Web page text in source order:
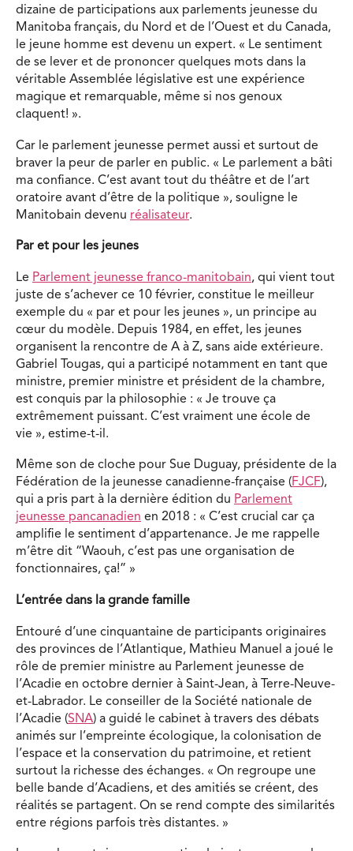
dizaine de participations aux parlements jeunesse du
Manitoba français, du Nord et de l’Ouest et du Canada,
le jeune homme est devenu un expert. « Le sentiment
de se lever et de prononcer quelques mots dans la
véritable Assemblée législative est une expérience
magique et remarquable, même si nos genoux
claquent! ».
Car le parlement jeunesse permet aussi et surtout de
braver la peur de parler en public. « Le parlement a bâti
ma confiance. C’est avant tout du théâtre et de l’art
oratoire avant d’être de la politique », souligne le
Manitobain devenu réalisateur.
Par et pour les jeunes
Le Parlement jeunesse franco-manitobain, qui vient tout
juste de s’achever ce 10 février, constitue le meilleur
exemple du « par et pour les jeunes », un principe au
cœur du modèle. Depuis 1984, en effet, les jeunes
organisent la rencontre de A à Z, sans aide extérieure.
Gabriel Tougas, qui a participé notamment en tant que
ministre, premier ministre et président de la chambre,
est conquis par la philosophie : « Je trouve ça
extrêmement puissant. C’est vraiment une école de
vie », estime-t-il.
Même son de cloche pour Sue Duguay, présidente de la
Fédération de la jeunesse canadienne-française (FJCF),
qui a pris part à la dernière édition du Parlement
jeunesse pancanadien en 2018 : « C’est crucial car ça
amplifie le sentiment d’appartenance. Je me rappelle
m’être dit “Waouh, c’est pas une organisation de
fonctionnaires, ça!” »
L’entrée dans la grande famille
Entouré d’une cinquantaine de participants originaires
des provinces de l’Atlantique, Mathieu Manuel a joué le
rôle de premier ministre au Parlement jeunesse de
l’Acadie en octobre dernier à Saint-Jean, à Terre-Neuve-
et-Labrador. Le conseiller de la Société nationale de
l’Acadie (SNA) a guidé le cabinet à travers des débats
animés sur l’empreinte écologique, la colonisation de
l’espace et la conservation du patrimoine, et retient
surtout la richesse des échanges. « On regroupe une
belle bande d’Acadiens, et des amitiés se créent, des
réalités se partagent. On se rend compte des similarités
entre régions parfois très distantes. »